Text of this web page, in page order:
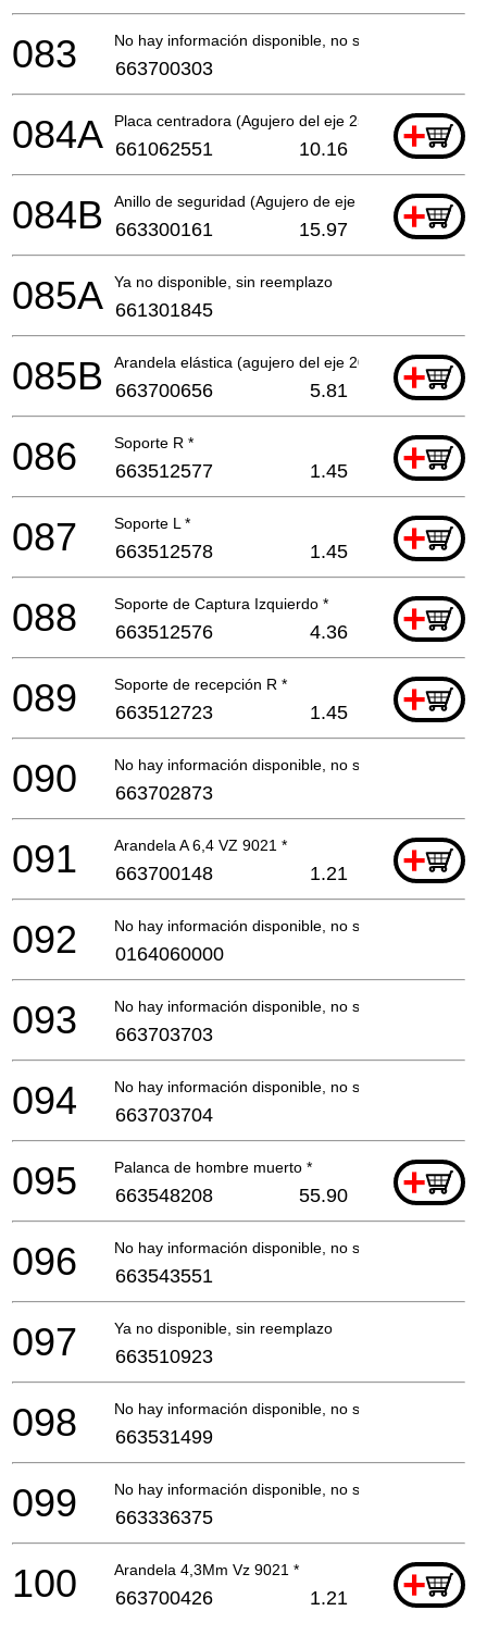
No hay información disponible, no se puede pedir
083 663700303
Placa centradora (Agujero del eje 25) * +
084A 661062551 10.16
Anillo de seguridad (Agujero de eje 20) * +
084B 663300161 15.97
Ya no disponible, sin reemplazo
085A 661301845
Arandela elástica (agujero del eje 20) * +
085B 663700656 5.81
Soporte R * +
086 663512577 1.45
Soporte L * +
087 663512578 1.45
Soporte de Captura Izquierdo * +
088 663512576 4.36
Soporte de recepción R * +
089 663512723 1.45
No hay información disponible, no se puede pedir
090 663702873
Arandela A 6,4 VZ 9021 * +
091 663700148 1.21
No hay información disponible, no se puede pedir
092 0164060000
No hay información disponible, no se puede pedir
093 663703703
No hay información disponible, no se puede pedir
094 663703704
Palanca de hombre muerto * +
095 663548208 55.90
No hay información disponible, no se puede pedir
096 663543551
Ya no disponible, sin reemplazo
097 663510923
No hay información disponible, no se puede pedir
098 663531499
No hay información disponible, no se puede pedir
099 663336375
Arandela 4,3Mm Vz 9021 * +
100 663700426 1.21